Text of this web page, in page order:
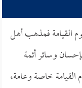
القيامة فمذهب أهل
وسائر أئمة
خاصة وعامة،